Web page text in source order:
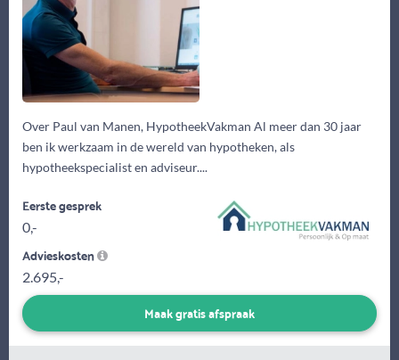
Over Paul van Manen, HypotheekVakman Al meer dan 30 jaar
ben ik werkzaam in de wereld van hypotheken, als
hypotheekspecialist en adviseur....
Eerste gesprek
0,-
Advieskosten
2.695,-
Maak gratis afspraak